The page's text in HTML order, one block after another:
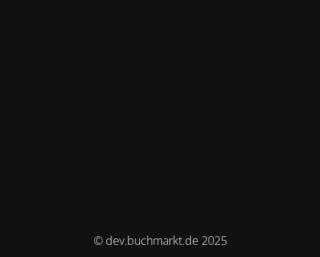
© dev.buchmarkt.de 2025